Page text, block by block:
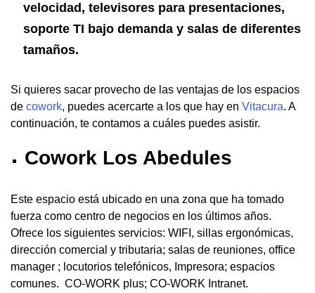
velocidad, televisores para presentaciones,
soporte TI bajo demanda y salas de diferentes
tamaños.
Si quieres sacar provecho de las ventajas de los espacios
de cowork, puedes acercarte a los que hay en Vitacura. A
continuación, te contamos a cuáles puedes asistir.
Cowork Los Abedules
Este espacio está ubicado en una zona que ha tomado
fuerza como centro de negocios en los últimos años.
Ofrece los siguientes servicios: WIFI, sillas ergonómicas,
dirección comercial y tributaria; salas de reuniones, office
manager ; locutorios telefónicos, Impresora; espacios
comunes. CO-WORK plus; CO-WORK Intranet.